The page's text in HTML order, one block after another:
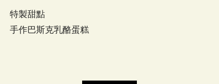
特製甜點
手作巴斯克乳酪蛋糕